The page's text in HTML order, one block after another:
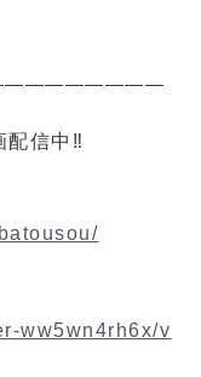
配信中‼
ww5wn4rh6x/v